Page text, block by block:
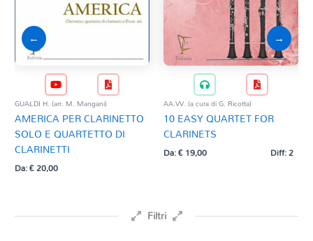
←
GUALDI H. (arr. M. Mangani)
AMERICA PER CLARINETTO
SOLO E QUARTETTO DI
CLARINETTI
Da:€20,00
AA.VV. (a cura di G. Ricotta)
10 EASY QUARTET FOR
CLARINETS
Da:€19,00 Diff: 2
→
Filtri